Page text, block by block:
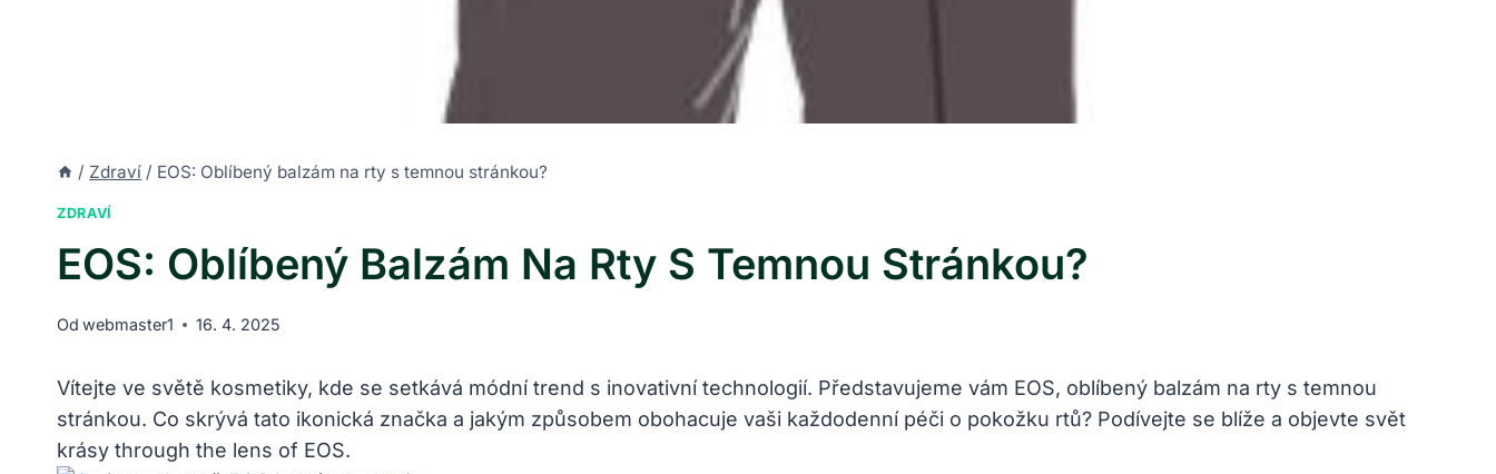
/ Zdraví / EOS: Oblíbený balzám na rty s temnou stránkou?
ZDRAVÍ
EOS: Oblíbený Balzám Na Rty S Temnou Stránkou?
Od webmaster1 16. 4. 2025
Vítejte ve světě kosmetiky, kde se setkává módní trend s inovativní technologií. Představujeme vám EOS, oblíbený balzám na rty s temnou
stránkou. Co skrývá tato ikonická značka a jakým způsobem obohacuje vaši každodenní péči o pokožku rtů? Podívejte se blíže a objevte svět
krásy through the lens of EOS.